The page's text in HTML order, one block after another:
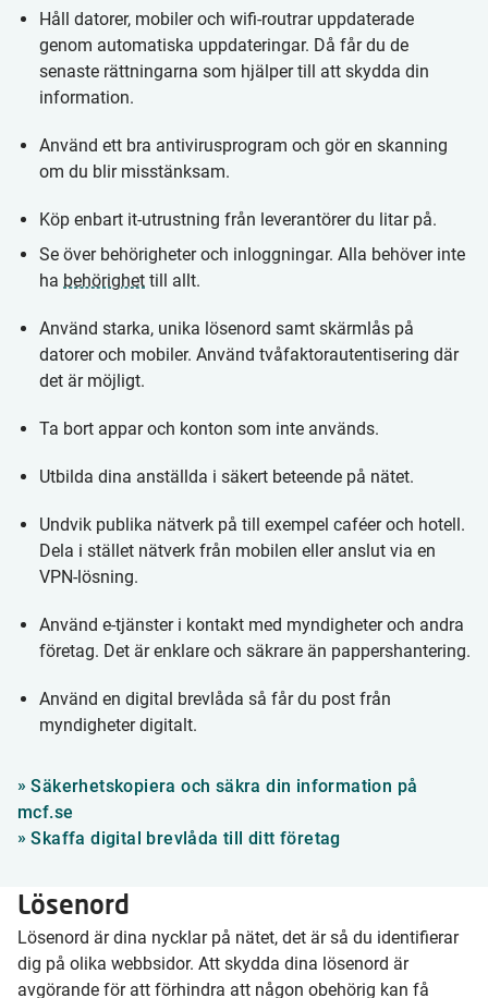
Håll datorer, mobiler och wifi-routrar uppdaterade
genom automatiska uppdateringar. Då får du de
senaste rättningarna som hjälper till att skydda din
information.
Använd ett bra antivirusprogram och gör en skanning
om du blir misstänksam.
Köp enbart it-utrustning från leverantörer du litar på.
Se över behörigheter och inloggningar. Alla behöver inte
ha behörighet till allt.
Använd starka, unika lösenord samt skärmlås på
datorer och mobiler. Använd tvåfaktorautentisering där
det är möjligt.
Ta bort appar och konton som inte används.
Utbilda dina anställda i säkert beteende på nätet.
Undvik publika nätverk på till exempel caféer och hotell.
Dela i stället nätverk från mobilen eller anslut via en
VPN-lösning.
Använd e-tjänster i kontakt med myndigheter och andra
företag. Det är enklare och säkrare än pappershantering.
Använd en digital brevlåda så får du post från
myndigheter digitalt.
Säkerhetskopiera och säkra din information på
mcf.se
Skaffa digital brevlåda till ditt företag
Lösenord
Lösenord är dina nycklar på nätet, det är så du identifierar
dig på olika webbsidor. Att skydda dina lösenord är
avgörande för att förhindra att någon obehörig kan få